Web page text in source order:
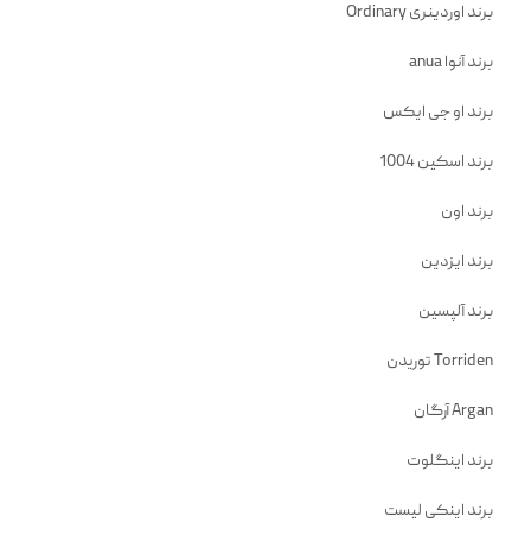
برند اوردینری Ordinary
برند آنوا anua
برند او جی ایکس
برند اسکین 1004
برند اون
برند ایزدین
برند آلپسین
Torriden توریدن
Argan آرگان
برند اینگلوت
برند اینکی لیست